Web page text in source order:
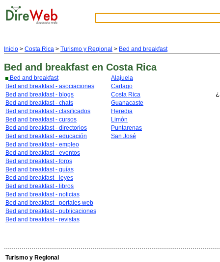
Inicio > Costa Rica > Turismo y Regional > Bed and breakfast
Bed and breakfast en Costa Rica
Bed and breakfast
Bed and breakfast - asociaciones
Bed and breakfast - blogs
Bed and breakfast - chats
Bed and breakfast - clasificados
Bed and breakfast - cursos
Bed and breakfast - directorios
Bed and breakfast - educación
Bed and breakfast - empleo
Bed and breakfast - eventos
Bed and breakfast - foros
Bed and breakfast - guías
Bed and breakfast - leyes
Bed and breakfast - libros
Bed and breakfast - noticias
Bed and breakfast - portales web
Bed and breakfast - publicaciones
Bed and breakfast - revistas
Alajuela
Cartago
Costa Rica
Guanacaste
Heredia
Limón
Puntarenas
San José
Turismo y Regional